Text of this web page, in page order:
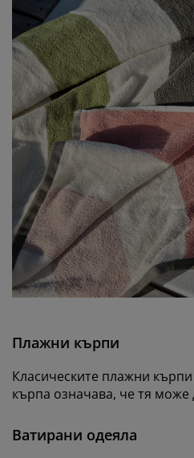
Плажни кърпи
Класическите плажни
кърпа означава, че тя може
Ватирани одеяла